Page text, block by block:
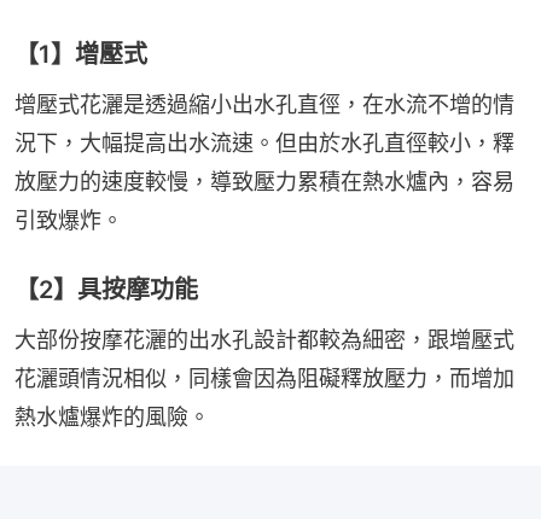
【1】增壓式
增壓式花灑是透過縮小出水孔直徑，在水流不增的情
況下，大幅提高出水流速。但由於水孔直徑較小，釋
放壓力的速度較慢，導致壓力累積在熱水爐內，容易
引致爆炸。
【2】具按摩功能
大部份按摩花灑的出水孔設計都較為細密，跟增壓式
花灑頭情況相似，同樣會因為阻礙釋放壓力，而增加
熱水爐爆炸的風險。